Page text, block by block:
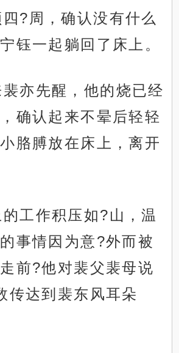
?周，确认没有什么
钰一起躺回了床上。
亦先醒，他的烧已经
确认起来不晕后轻轻
胳膊放在床上，离开
工作积压如?山，温
事情因为意?外而被
前?他对裴父裴母说
传达到裴东风耳朵